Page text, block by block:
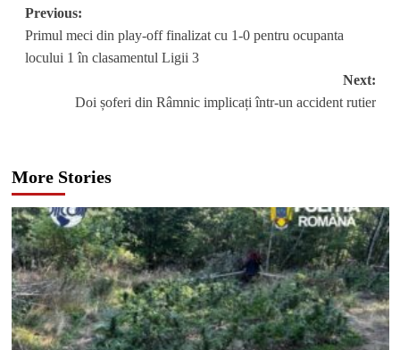
Post
navigation
Previous:
Primul meci din play-off finalizat cu 1-0 pentru ocupanta
locului 1 în clasamentul Ligii 3
Next:
Doi șoferi din Râmnic implicați într-un accident rutier
More Stories